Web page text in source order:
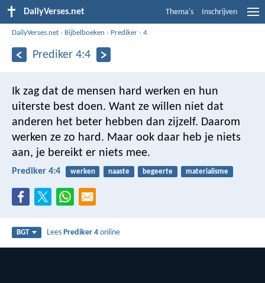
DailyVerses.net Thema's Inschrijven
DailyVerses.net › Bijbelboeken › Prediker ›4
Prediker 4:4
Ik zag dat de mensen hard werken en hun
uiterste best doen. Want ze willen niet dat
anderen het beter hebben dan zijzelf. Daarom
werken ze zo hard. Maar ook daar heb je niets
aan, je bereikt er niets mee.
Prediker 4:4 werken naaste begeerte materialisme
BGT LeesPrediker 4 online